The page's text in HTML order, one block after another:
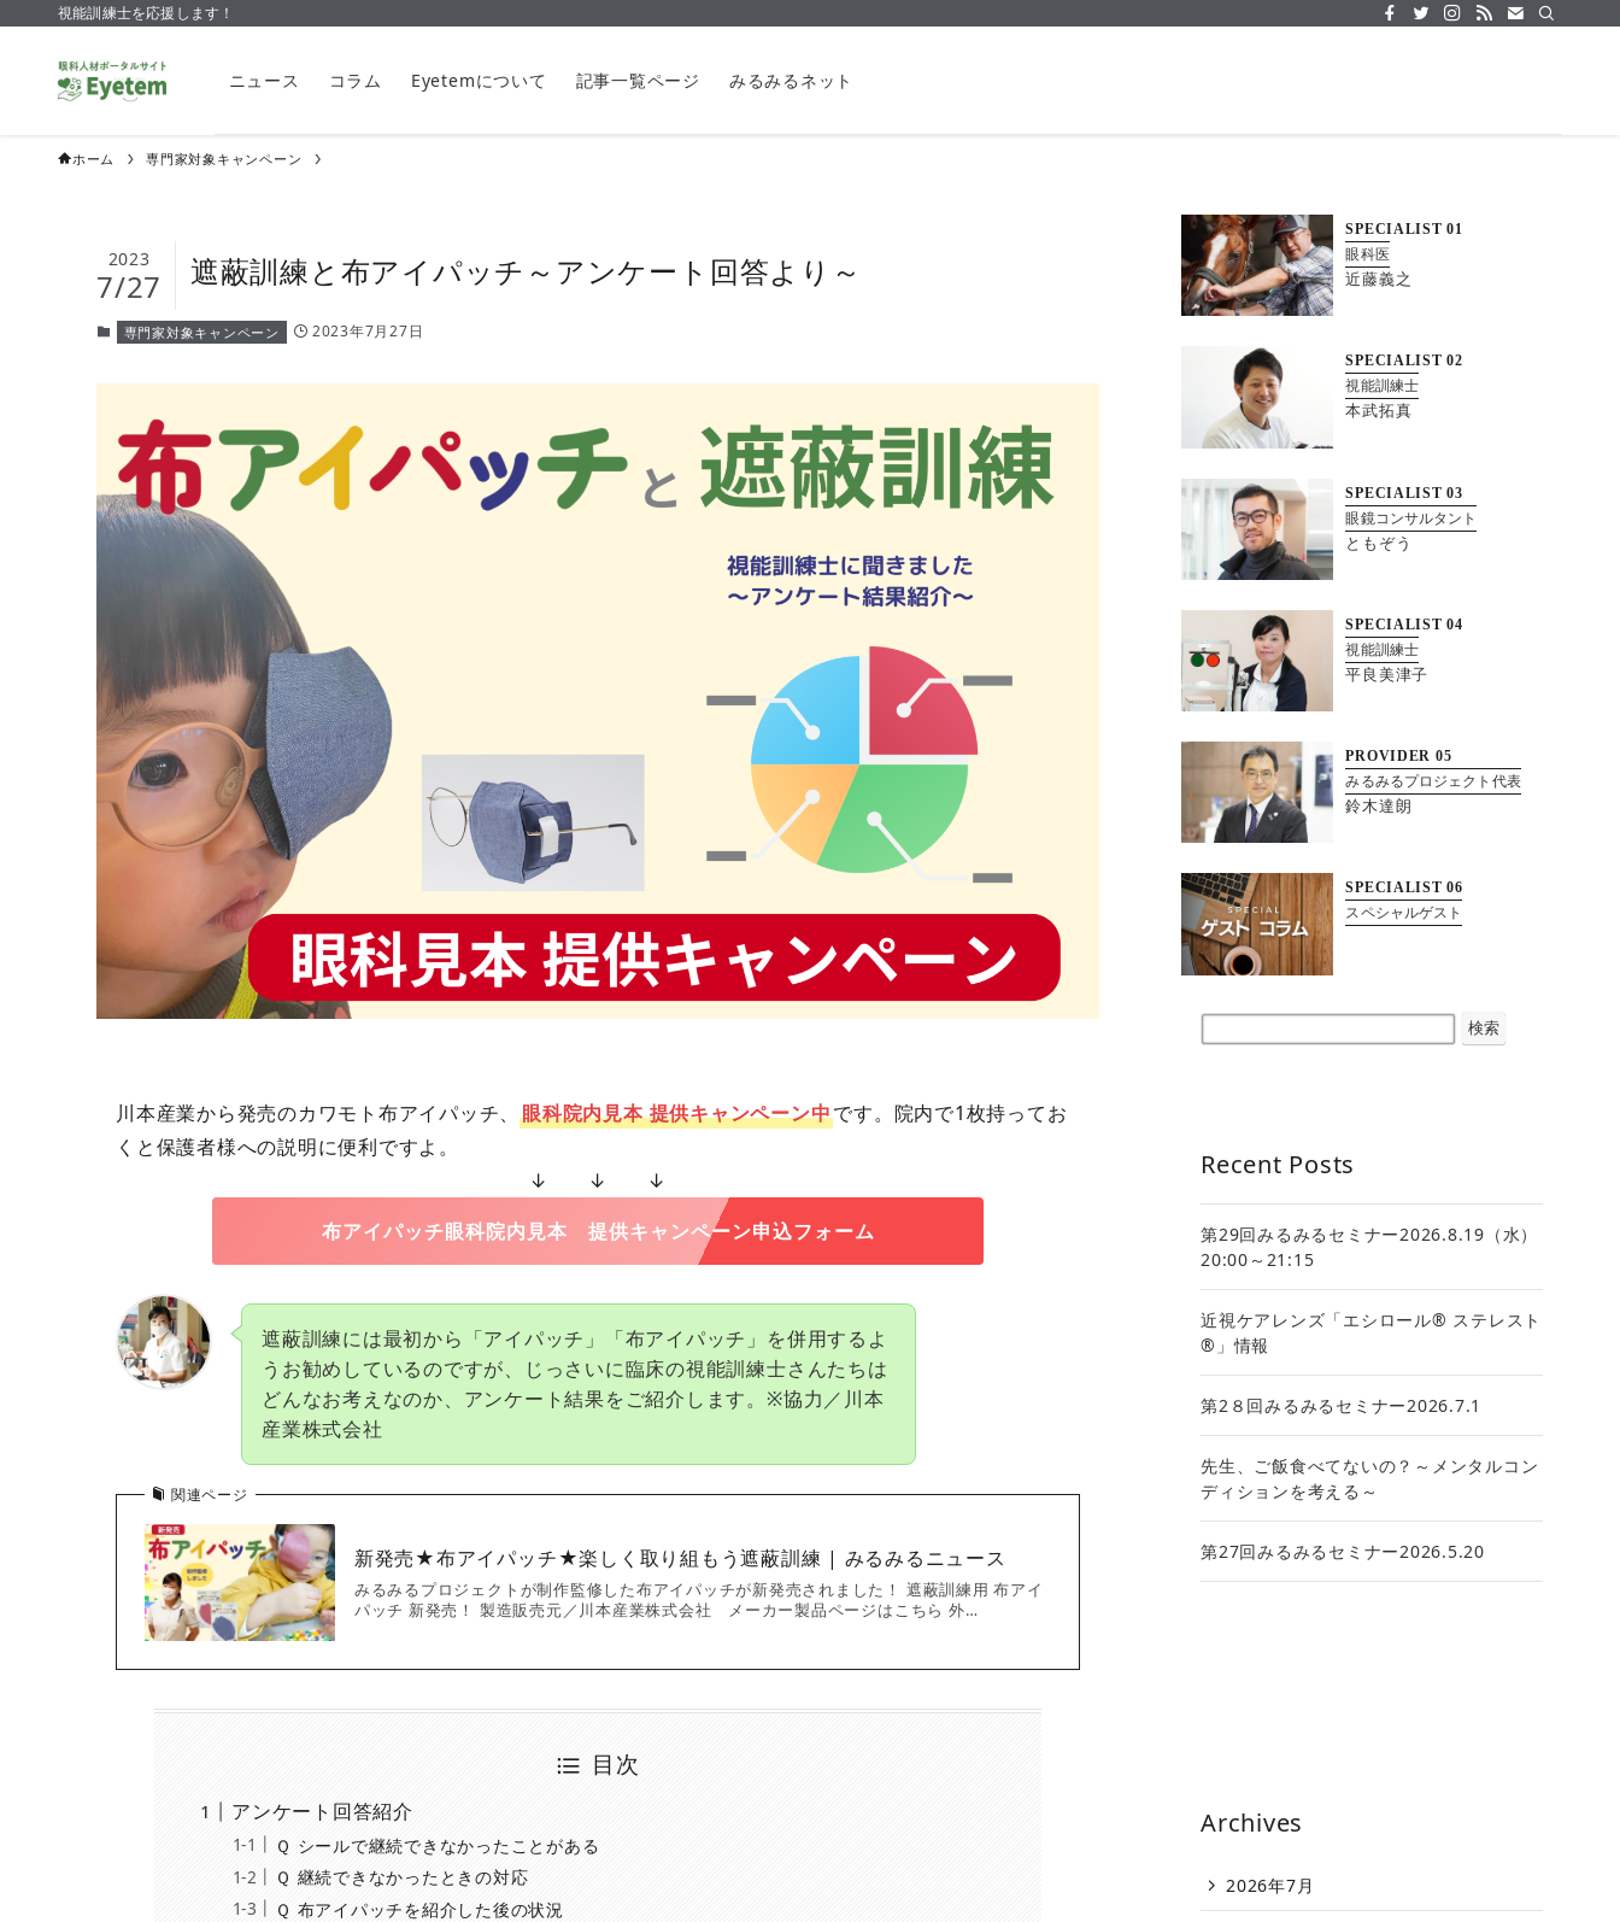
視能訓練士を応援します！
ニュース コラム Eyetemについて 記事一覧ページ みるみるネット
ホーム 専門家対象キャンペーン
遮蔽訓練と布アイパッチ～アンケート回答より～
2023
7/27
専門家対象キャンペーン 2023年7月27日
川本産業から発売のカワモト布アイパッチ、眼科院内見本 提供キャンペーン中です。院内で1枚持ってお
くと保護者様への説明に便利ですよ。
↓ ↓ ↓
布アイパッチ眼科院内見本 提供キャンペーン申込フォーム
遮蔽訓練には最初から「アイパッチ」「布アイパッチ」を併用するよ
うお勧めしているのですが、じっさいに臨床の視能訓練士さんたちは
どんなお考えなのか、アンケート結果をご紹介します。※協力／川本
産業株式会社
関連ページ
新発売★布アイパッチ★楽しく取り組もう遮蔽訓練 | みるみるニュース
みるみるプロジェクトが制作監修した布アイパッチが新発売されました！ 遮蔽訓練用 布アイ
パッチ 新発売！ 製造販売元／川本産業株式会社 メーカー製品ページはこちら 外…
目次
アンケート回答紹介
Ｑ シールで継続できなかったことがある
Ｑ 継続できなかったときの対応
Ｑ 布アイパッチを紹介した後の状況
SPECIALIST 01
眼科医
近藤義之
SPECIALIST 02
視能訓練士
本武拓真
SPECIALIST 03
眼鏡コンサルタント
ともぞう
SPECIALIST 04
視能訓練士
平良美津子
PROVIDER 05
みるみるプロジェクト代表
鈴木達朗
SPECIALIST 06
スペシャルゲスト
検索
Recent Posts
第29回みるみるセミナー2026.8.19（水）
20:00～21:15
近視ケアレンズ「エシロール® ステレスト
®」情報
第2８回みるみるセミナー2026.7.1
先生、ご飯食べてないの？～メンタルコン
ディションを考える～
第27回みるみるセミナー2026.5.20
Archives
2026年7月